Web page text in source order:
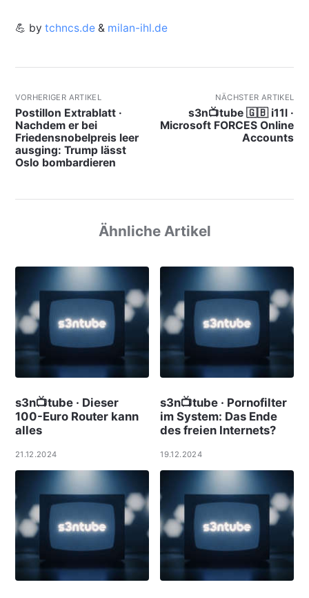
💪 by tchncs.de& milan-ihl.de
VORHERIGER ARTIKEL
Postillon Extrablatt ·
Nachdem er bei
Friedensnobelpreis leer
ausging: Trump lässt
Oslo bombardieren
NÄCHSTER ARTIKEL
s3n📺tube 🇬🇧 i11l ·
Microsoft FORCES Online
Accounts
Ähnliche Artikel
s3n📺tube · Dieser
100-Euro Router kann
alles
21.12.2024
s3n📺tube · Pornofilter
im System: Das Ende
des freien Internets?
19.12.2024